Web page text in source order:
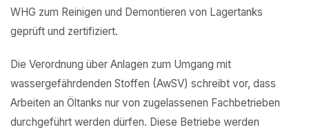
WHG zum Reinigen und Demontieren von Lagertanks
geprüft und zertifiziert.
Die Verordnung über Anlagen zum Umgang mit
wassergefährdenden Stoffen (AwSV) schreibt vor, dass
Arbeiten an Öltanks nur von zugelassenen Fachbetrieben
durchgeführt werden dürfen. Diese Betriebe werden